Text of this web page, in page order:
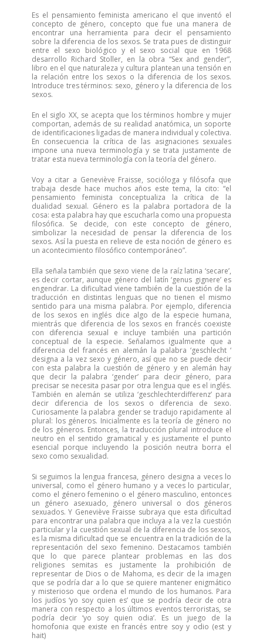
Es el pensamiento feminista americano el que inventó el
concepto de género, concepto que fue una manera de
encontrar una herramienta para decir el pensamiento
sobre la diferencia de los sexos. Se trata pues de distinguir
entre el sexo biológico y el sexo social que en 1968
desarrollo Richard Stoller, en la obra “Sex and gender”,
libro en el que naturaleza y cultura plantean una tensión en
la relación entre los sexos o la diferencia de los sexos.
Introduce tres términos: sexo, género y la diferencia de los
sexos.
En el siglo XX, se acepta que los términos hombre y mujer
comportan, además de su realidad anatómica, un soporte
de identificaciones ligadas de manera individual y colectiva.
En consecuencia la crítica de las asignaciones sexuales
impone una nueva terminología y se trata justamente de
tratar esta nueva terminología con la teoría del género.
Voy a citar a Geneviève Fraisse, socióloga y filósofa que
trabaja desde hace muchos años este tema, la cito: “el
pensamiento feminista conceptualiza la crítica de la
dualidad sexual. Género es la palabra portadora de la
cosa: esta palabra hay que escucharla como una propuesta
filosófica. Se decide, con este concepto de género,
simbolizar la necesidad de pensar la diferencia de los
sexos. Así la puesta en relieve de esta noción de género es
un acontecimiento filosófico contemporáneo”.
Ella señala también que sexo viene de la raíz latina ‘secare’,
es decir cortar, aunque género del latín ‘genus gignere’ es
engendrar. La dificultad viene también de la cuestión de la
traducción en distintas lenguas que no tienen el mismo
sentido para una misma palabra. Por ejemplo, diferencia
de los sexos en inglés dice algo de la especie humana,
mientrás que diferencia de los sexos en francés coexiste
con diferencia sexual e incluye también una partición
conceptual de la especie. Señalamos igualmente que a
diferencia del francés en alemán la palabra ‘geschlecht ‘
designa a la vez sexo y género, así que no se puede decir
con esta palabra la cuestión de género y en alemán hay
que decir la palabra ‘gender’ para decir género, para
precisar se necesita pasar por otra lengua que es el inglés.
También en alemán se utiliza ‘geschlechterdifferenz’ para
decir diferencia de los sexos o diferencia de sexo.
Curiosamente la palabra gender se tradujo rapidamente al
plural: los géneros. Inicialmente es la teoría de género no
de los géneros. Entonces, la traducción plural introduce el
neutro en el sentido gramatical y es justamente el punto
esencial porque incluyendo la posición neutra borra el
sexo como sexualidad.
Si seguimos la lengua francesa, género designa a veces lo
universal, como el género humano y a veces lo particular,
como el género femenino o el género masculino, entonces
un género asexuado, género universal o dos géneros
sexuados. Y Geneviève Fraisse subraya que esta dificultad
para encontrar una palabra que incluya a la vez la cuestión
particular y la cuestión sexual de la diferencia de los sexos,
es la misma dificultad que se encuentra en la tradición de la
representación del sexo femenino. Destacamos también
que lo que parece plantear problemas en las dos
religiones semitas es justamente la prohibición de
representar de Dios o de Mahoma, es decir de la imagen
que se podría dar a lo que se quiere mantener enigmático
y misterioso que ordena el mundo de los humanos. Para
los judíos ‘yo soy quien es’ que se podría decir de otra
manera con respecto a los últimos eventos terroristas, se
podría decir ‘yo soy quien odia’. Es un juego de la
homofonia que existe en francés entre soy y odio (est y
hait)